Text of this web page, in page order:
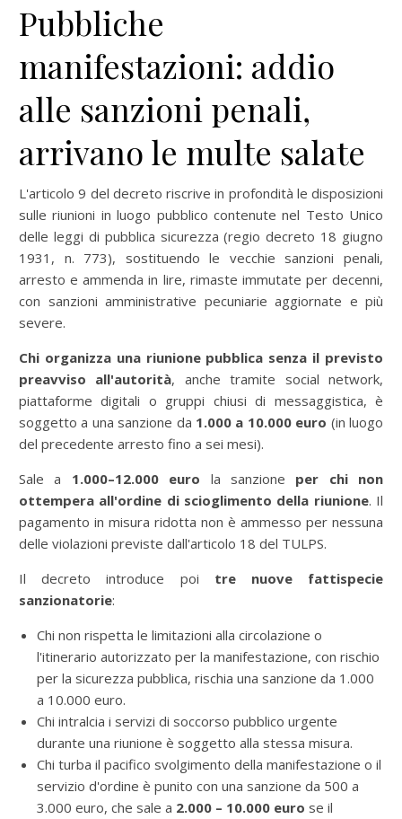
Pubbliche
manifestazioni: addio
alle sanzioni penali,
arrivano le multe salate
L'articolo 9 del decreto riscrive in profondità le disposizioni
sulle riunioni in luogo pubblico contenute nel Testo Unico
delle leggi di pubblica sicurezza (regio decreto 18 giugno
1931, n. 773), sostituendo le vecchie sanzioni penali,
arresto e ammenda in lire, rimaste immutate per decenni,
con sanzioni amministrative pecuniarie aggiornate e più
severe.
Chi organizza una riunione pubblica senza il previsto
preavviso all'autorità, anche tramite social network,
piattaforme digitali o gruppi chiusi di messaggistica, è
soggetto a una sanzione da 1.000 a 10.000 euro (in luogo
del precedente arresto fino a sei mesi).
Sale a 1.000–12.000 euro la sanzione per chi non
ottempera all'ordine di scioglimento della riunione. Il
pagamento in misura ridotta non è ammesso per nessuna
delle violazioni previste dall'articolo 18 del TULPS.
Il decreto introduce poi tre nuove fattispecie
sanzionatorie:
Chi non rispetta le limitazioni alla circolazione o
l'itinerario autorizzato per la manifestazione, con rischio
per la sicurezza pubblica, rischia una sanzione da 1.000
a 10.000 euro.
Chi intralcia i servizi di soccorso pubblico urgente
durante una riunione è soggetto alla stessa misura.
Chi turba il pacifico svolgimento della manifestazione o il
servizio d'ordine è punito con una sanzione da 500 a
3.000 euro, che sale a 2.000 – 10.000 euro se il